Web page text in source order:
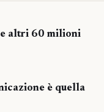
altri 60 milioni
è quella